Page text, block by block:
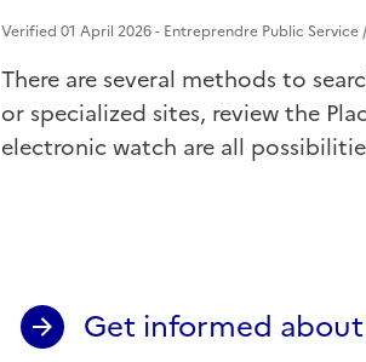
Verified 01 April 2026 - Entreprendre Public
There are several methods to
or specialized sites, review the
electronic watch are all
Get informed